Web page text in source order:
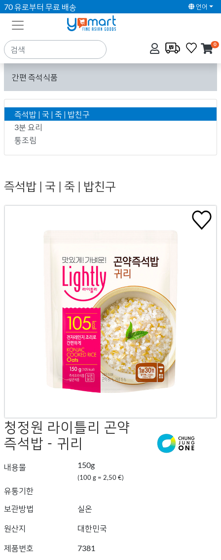
70 유로부터 무료 배송 언어
0
간편 즉석식품
즉석밥 | 국 | 죽 | 밥친구
3분 요리
통조림
즉석밥 | 국 | 죽 | 밥친구
청정원 라이틀리 곤약
즉석밥 - 귀리
내용물 150g
(100 g = 2,50 €)
유통기한
보관방법
실온
원산지 대한민국
제품번호 7381